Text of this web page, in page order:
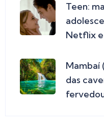
Teen:
Netflix
Mambaí
das